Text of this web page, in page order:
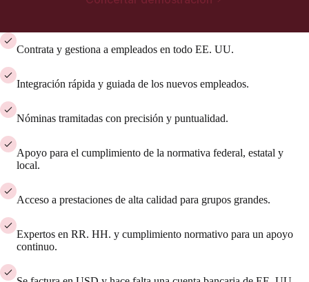
Contrata y gestiona a empleados en todo EE. UU.
Integración rápida y guiada de los nuevos empleados.
Nóminas tramitadas con precisión y puntualidad.
Apoyo para el cumplimiento de la normativa federal, estatal y
local.
Acceso a prestaciones de alta calidad para grupos grandes.
Expertos en RR. HH. y cumplimiento normativo para un apoyo
continuo.